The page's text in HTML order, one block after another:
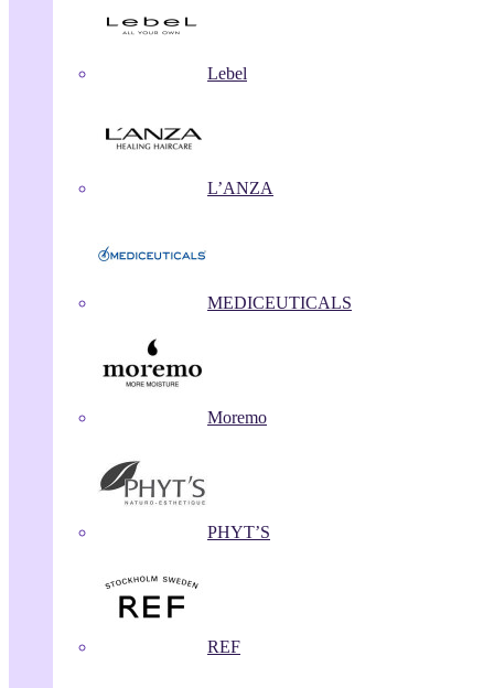
Lebel
L’ANZA
MEDICEUTICALS
Moremo
PHYT’S
REF